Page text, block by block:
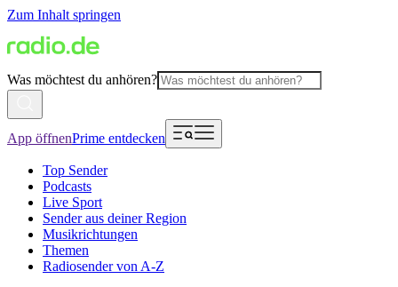
Zum Inhalt springen
Was möchtest du anhören?
App öffnenPrime entdecken
Top Sender
Podcasts
Live Sport
Sender aus deiner Region
Musikrichtungen
Themen
Radiosender von A-Z